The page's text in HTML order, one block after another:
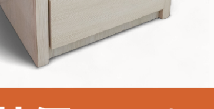
＊A108產品另收運費
配送天數：5~14天
時間：指定送貨日當天以電話聯絡確認
｜周（一）配送部門固定公休無送貨｜
日內通知本公司客服人員，我們將為您更換新品
新狀態且完整包裝，床墊、床包、枕頭類產品需
附隨文件或資料之完整性)，若未依照上述方式處